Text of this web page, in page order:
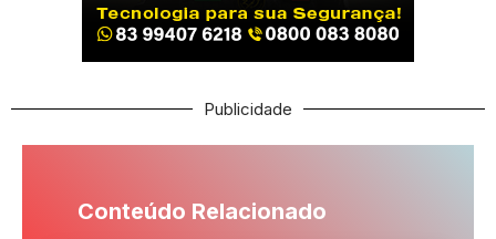
Publicidade
Conteúdo Relacionado